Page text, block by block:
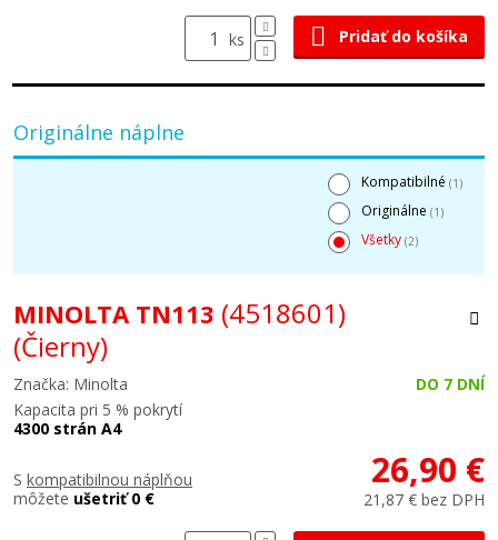
ks Pridať do košíka
Originálne náplne
Kompatibilné (1)
Originálne (1)
Všetky (2)
MINOLTA TN113 (4518601)
(Čierny)
Značka: Minolta
DO 7 DNÍ
Kapacita pri 5 % pokrytí
4300 strán A4
S kompatibilnou náplňou
môžete ušetriť 0 €
26,90 €
21,87 € bez DPH